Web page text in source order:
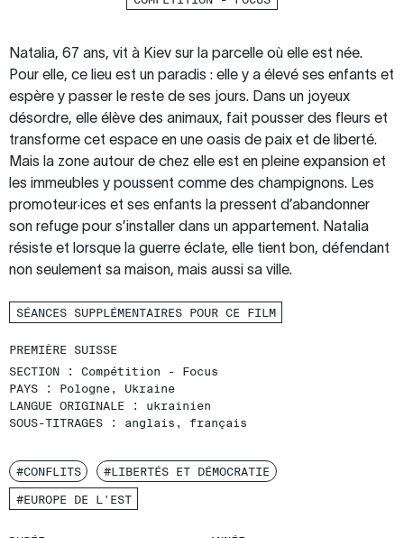
Natalia, 67 ans, vit à Kiev sur la parcelle où elle est née.
Pour elle, ce lieu est un paradis : elle y a élevé ses enfants et
espère y passer le reste de ses jours. Dans un joyeux
désordre, elle élève des animaux, fait pousser des fleurs et
transforme cet espace en une oasis de paix et de liberté.
Mais la zone autour de chez elle est en pleine expansion et
les immeubles y poussent comme des champignons. Les
promoteur·ices et ses enfants la pressent d’abandonner
son refuge pour s’installer dans un appartement. Natalia
résiste et lorsque la guerre éclate, elle tient bon, défendant
non seulement sa maison, mais aussi sa ville.
SÉANCES SUPPLÉMENTAIRES POUR CE FILM
PREMIÈRE SUISSE
SECTION : Compétition - Focus
PAYS : Pologne, Ukraine
LANGUE ORIGINALE : ukrainien
SOUS-TITRAGES : anglais, français
#CONFLITS #LIBERTÉS ET DÉMOCRATIE
#EUROPE DE L'EST